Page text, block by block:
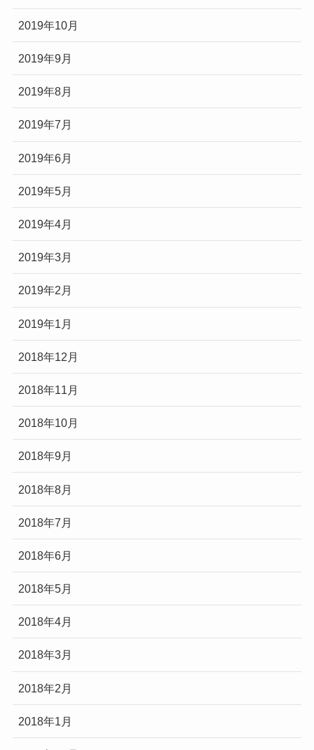
2019年10月
2019年9月
2019年8月
2019年7月
2019年6月
2019年5月
2019年4月
2019年3月
2019年2月
2019年1月
2018年12月
2018年11月
2018年10月
2018年9月
2018年8月
2018年7月
2018年6月
2018年5月
2018年4月
2018年3月
2018年2月
2018年1月